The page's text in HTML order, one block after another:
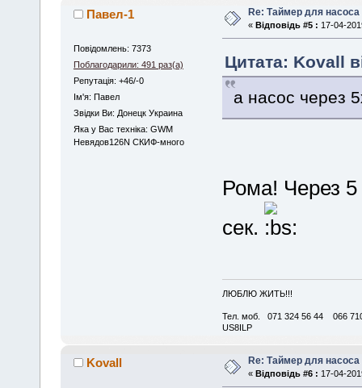
Павел-1
Повідомлень: 7373
Поблагодарили: 491 раз(а)
Репутація: +46/-0
Iм'я: Павел
Звідки Ви: Донецк Украина
Яка у Вас техніка: GWM
Невядов126N СКИФ-много
Re: Таймер для насоса
« Відповідь #5 : 17-04-
Цитата: Kovall
а насос через
Рома! Через
сек.
ЛЮБЛЮ ЖИТЬ!!!
Тел. моб. 071 324 56 44 066
US8ILP
Kovall Re: Таймер для насоса
« Відповідь #6 : 17-04-